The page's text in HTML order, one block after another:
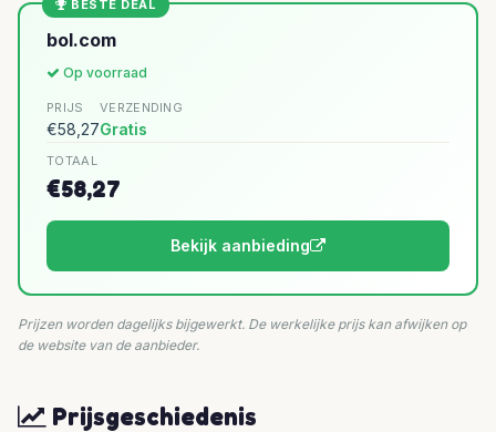
BESTE DEAL
bol.com
Op voorraad
PRIJS
€58,27
VERZENDING
Gratis
TOTAAL
€58,27
Bekijk aanbieding
Prijzen worden dagelijks bijgewerkt. De werkelijke prijs kan afwijken op
de website van de aanbieder.
Prijsgeschiedenis